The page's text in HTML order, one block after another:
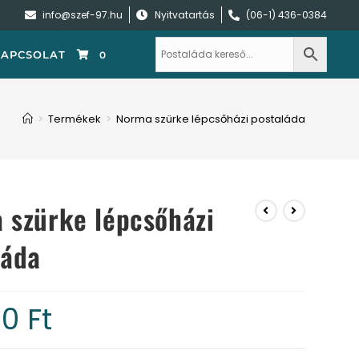
info@szef-97.hu Nyitvatartás (06-1) 436-0384
0
> Termékek > Norma szürke lépcsőházi postaláda
szürke lépcsőházi
Ft